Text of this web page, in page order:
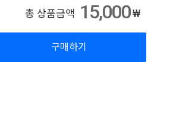
총 상품금액 15,000₩
구매하기